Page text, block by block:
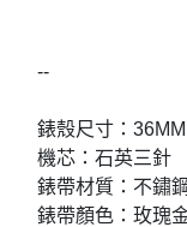
--
錶殼尺寸：36MM
機芯：石英三針
錶帶材質：不鏽鋼
錶帶顏色：玫瑰